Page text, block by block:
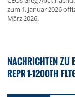
zum 1. Januar 2026
März 2026.
NACHRICHTEN ZU
REPR 1-1200TH